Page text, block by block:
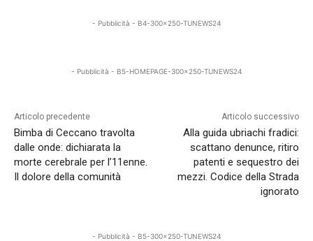
- Pubblicità - B4-300x250-TUNEWS24
- Pubblicità - B5-HOMEPAGE-300x250-TUNEWS24
Articolo precedente
Bimba di Ceccano travolta
dalle onde: dichiarata la
morte cerebrale per l’11enne.
Il dolore della comunità
Articolo successivo
Alla guida ubriachi fradici:
scattano denunce, ritiro
patenti e sequestro dei
mezzi. Codice della Strada
ignorato
- Pubblicità - B5-300x250-TUNEWS24